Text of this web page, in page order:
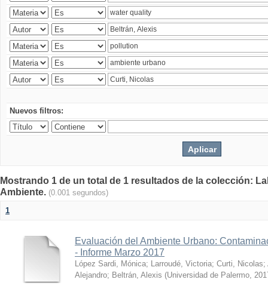
Nuevos filtros:
Mostrando 1 de un total de 1 resultados de la colección:
Ambiente. (0.001 segundos)
1
Evaluación del Ambiente Urbano:
- Informe Marzo 2017
López Sardi, Mónica; Larroudé, Victoria; Curti, Nicolas;
Alejandro; Beltrán, Alexis (Universidad de Palermo,